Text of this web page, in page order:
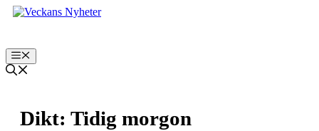
Hoppa
Meny
Dikt: Tidig morgon